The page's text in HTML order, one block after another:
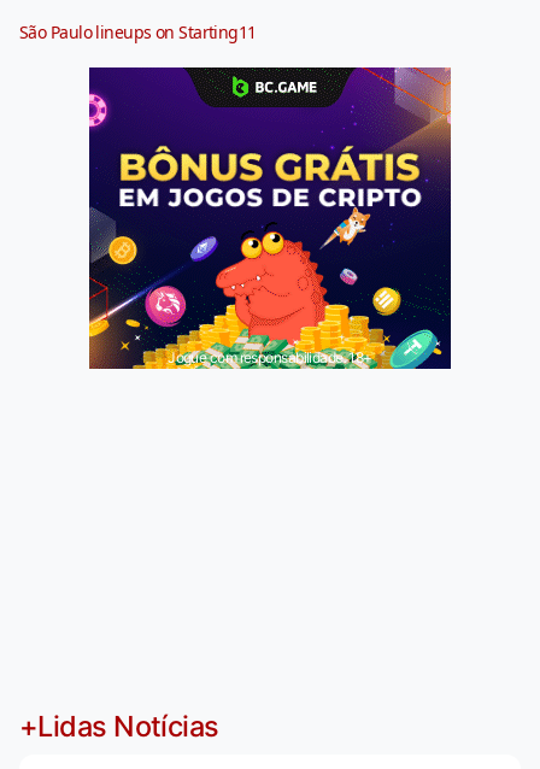
São Paulo lineups on Starting11
Jogue com responsabilidade. 18+
+Lidas Notícias